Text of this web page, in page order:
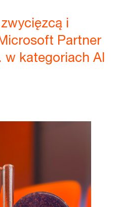
i
Partner
w kategoriach AI